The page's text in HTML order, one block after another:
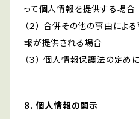
って個人情報を提供する場合
（２） 合併その他の事由によ
報が提供される場合
（３） 個人情報保護法の定
8. 個人情報の開示